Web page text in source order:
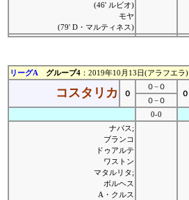
(46' ルビオ)
モヤ
(79' D・マルティネス)
リーグA グループ4 ：2019年10月13日(アラフエラ)
コスタリカ ０
０−０
０
０−０
0-0
ナバス;
ブランコ
ドゥアルテ
ワストン
マタルリタ;
ボルヘス
A・クルス